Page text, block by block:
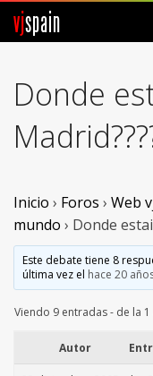
vjspain
Foros
Noticias
Vjspain
Ayuda
Contacto
Entrar
Donde
Inicio › Foros › Web
mundo › Donde
Este debate tiene 8
última vez el hace 20
Viendo 9 entradas - de la
Autor